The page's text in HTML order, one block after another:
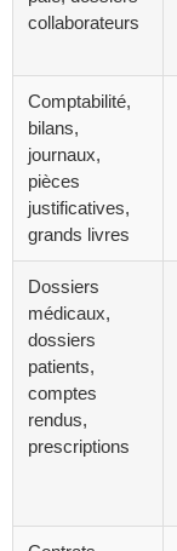
collaborateurs
Comptabilité,
bilans,
journaux,
pièces
justificatives,
grands livres
Dossiers
médicaux,
dossiers
patients,
comptes
rendus,
prescriptions